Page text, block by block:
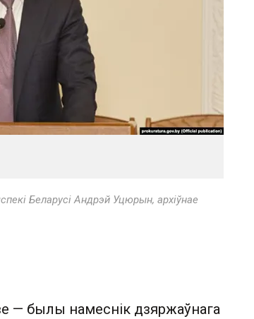
Беларусі Андрэй Уцюрын, архіўнае
— былы намеснік дзяржаўнага